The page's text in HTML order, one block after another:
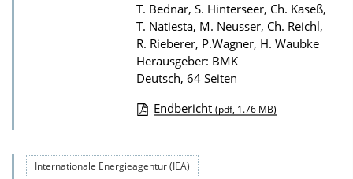
o
n
T. Bednar, S. Hinterseer, Ch. Kaseß,
T. Natiesta, M. Neusser, Ch. Reichl,
R. Rieberer, P.Wagner, H. Waubke
Herausgeber: BMK
Deutsch, 64 Seiten
w
Endbericht (pdf, 1.76 MB)
Internationale Energieagentur (IEA)